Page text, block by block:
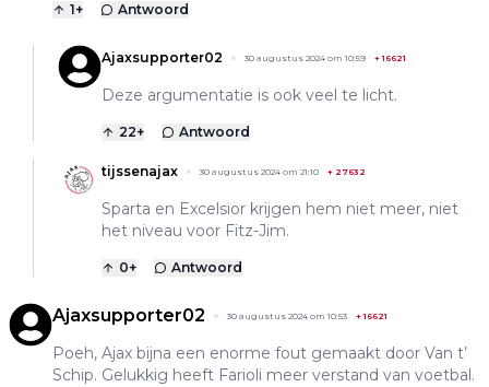
1+ Antwoord
Ajaxsupporter02 30 augustus 2024 om 10:59 +16621
Deze argumentatie is ook veel te licht.
22+ Antwoord
tijssenajax 30 augustus 2024 om 21:10 + 27632
Sparta en Excelsior krijgen hem niet meer, niet
het niveau voor Fitz-Jim.
0+ Antwoord
Ajaxsupporter02 30 augustus 2024 om 10:53 +16621
Poeh, Ajax bijna een enorme fout gemaakt door Van t’
Schip. Gelukkig heeft Farioli meer verstand van voetbal.